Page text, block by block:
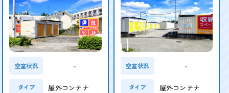
空室状況 -
タイプ 屋外コンテナ
空室状況 -
タイプ 屋外コンテナ